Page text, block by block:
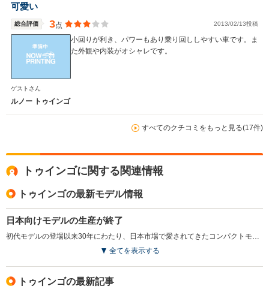
可愛い
総合評価 3点 2013/02/13投稿
小回りが利き、パワーもあり乗り回ししやすい車です。ま
た外観や内装がオシャレです。
ゲストさん
ルノー トゥインゴ
すべてのクチコミをもっと見る(17件)
トゥインゴに関する関連情報
トゥインゴの最新モデル情報
日本向けモデルの生産が終了
初代モデルの登場以来30年にわたり、日本市場で愛されてきたコンパクトモデル。日本向けモデルの生産終了が発表された。また、今回の発表を機に、小変更が施され、新たに「Apple Carplay」対応ワイヤレスミラーリング機能が追加された。ボディカラーのバリエーション変更や価格改定も図られている。（2023.7）
全てを表示する
トゥインゴの最新記事